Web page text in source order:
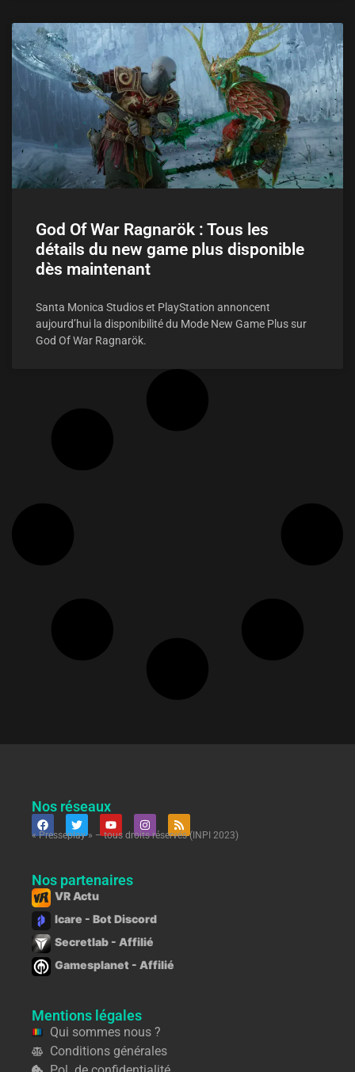
God Of War Ragnarök : Tous les
détails du new game plus disponible
dès maintenant
Santa Monica Studios et PlayStation annoncent
aujourd’hui la disponibilité du Mode New Game Plus sur
God Of War Ragnarök.
Nos réseaux
« Presseplay » – tous droits réservés (INPI 2023)
Nos partenaires
VR Actu
Icare - Bot Discord
Secretlab - Affilié
Gamesplanet - Affilié
Mentions légales
Qui sommes nous ?
Conditions générales